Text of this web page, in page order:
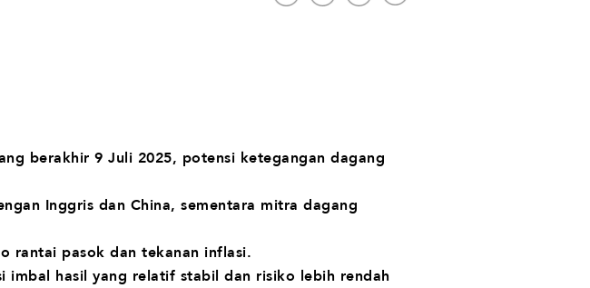
berakhir 9 Juli 2025, potensi ketegangan dagang
Inggris dan China, sementara mitra dagang
rantai pasok dan tekanan inflasi.
imbal hasil yang relatif stabil dan risiko lebih rendah